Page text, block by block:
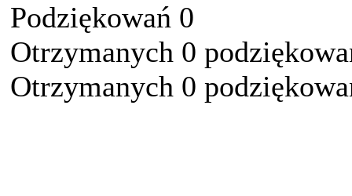
Podziękowań 0
Otrzymanych 0
Otrzymanych 0